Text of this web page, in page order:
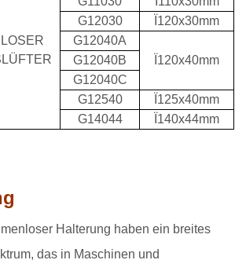
G12030
Ï120x30mm
G12040A
Ï120x40mm
G12040B
G12040C
G12540
Ï125x40mm
G14044
Ï140x44mm
Halterung haben ein breites
das in Maschinen und